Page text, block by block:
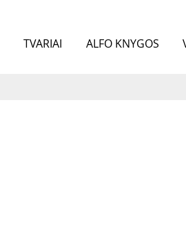
TVARIAI ALFO KNYGOS